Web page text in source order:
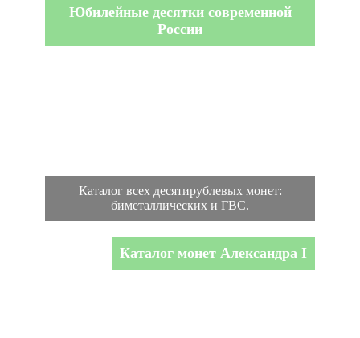
Юбилейные десятки современной
России
Каталог всех десятирублевых монет:
биметаллических и ГВС.
Каталог монет Александра I